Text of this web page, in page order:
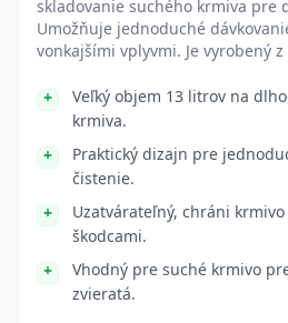
skladovanie suchého krmiva pre
Umožňuje jednoduché
vonkajšími vplyvmi. Je vyrobený
Veľký objem 13 litrov na
krmiva.
Praktický dizajn pre
čistenie.
Uzatvárateľný, chráni
škodcami.
Vhodný pre suché krmivo
zvieratá.